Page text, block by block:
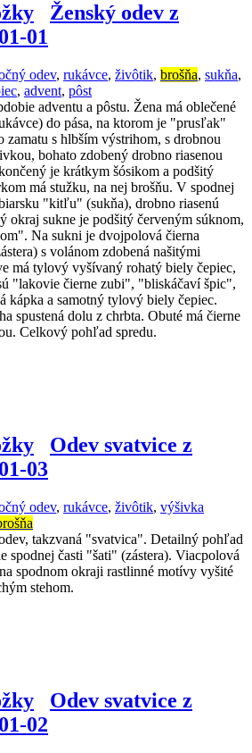
Ženský odev z
01
odev, rukávce, živôtik, brošňa, sukňa,
, advent, pôst
adventu a pôstu. Žena má oblečené
do pása, na ktorom je "prusľak"
zamatu s hlbším výstrihom, s drobnou
bohato zdobený drobno riasenou
je krátkym šósikom a podšitý
má stužku, na nej brošňu. V spodnej
"kitľu" (sukňa), drobno riasenú
okraj sukne je podšitý červeným súknom,
Na sukni je dvojpolová čierna
s volánom zdobená našitými
má tylový vyšívaný rohatý biely čepiec,
"lakovie čierne zubi", "bliskáčaví špic",
kápka a samotný tylový biely čepiec.
spustená dolu z chrbta. Obuté má čierne
Celkový pohľad spredu.
Odev svatvice z
03
odev, rukávce, živôtik, výšivka
takzvaná "svatvica". Detailný pohľad
spodnej časti "šati" (zástera). Viacpolová
spodnom okraji rastlinné motívy vyšité
stehom.
Odev svatvice z
02